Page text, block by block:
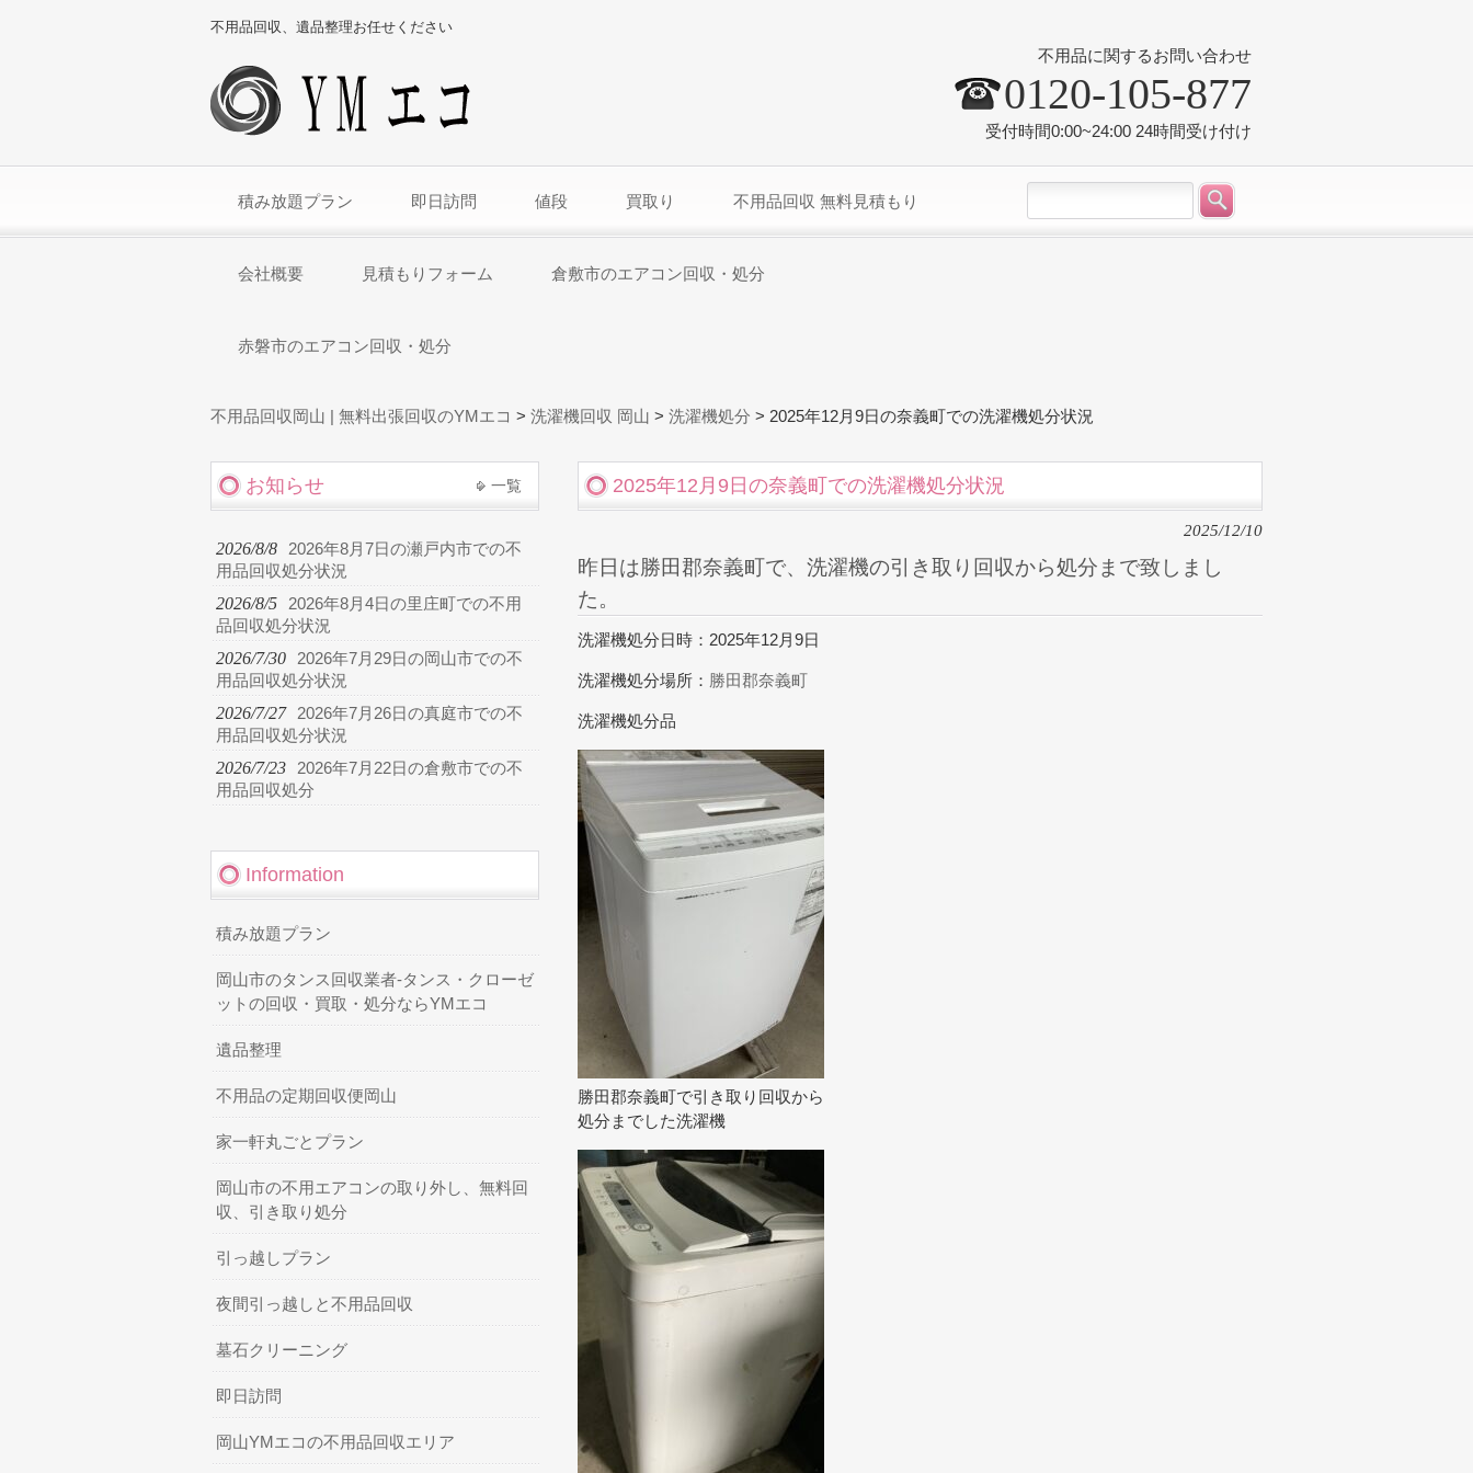
不用品回収、遺品整理お任せください
不用品に関するお問い合わせ
0120-105-877
受付時間0:00~24:00 24時間受け付け
積み放題プラン 即日訪問 値段 買取り 不用品回収 無料見積もり
会社概要 見積もりフォーム 倉敷市のエアコン回収・処分
赤磐市のエアコン回収・処分
不用品回収岡山 | 無料出張回収のYMエコ > 洗濯機回収 岡山 > 洗濯機処分 > 2025年12月9日の奈義町での洗濯機処分状況
2025年12月9日の奈義町での洗濯機処分状況
2025/12/10
昨日は勝田郡奈義町で、洗濯機の引き取り回収から処分まで致しまし
た。
洗濯機処分日時：2025年12月9日
洗濯機処分場所： 勝田郡奈義町
洗濯機処分品
勝田郡奈義町で引き取り回収から
処分までした洗濯機
お知らせ 一覧
2026/8/8
2026年8月7日の瀬戸内市での不
用品回収処分状況
2026/8/5
2026年8月4日の里庄町での不用
品回収処分状況
2026/7/30
2026年7月29日の岡山市での不
用品回収処分状況
2026/7/27
2026年7月26日の真庭市での不
用品回収処分状況
2026/7/23
2026年7月22日の倉敷市での不
用品回収処分
Information
積み放題プラン
岡山市のタンス回収業者-タンス・クローゼ
ットの回収・買取・処分ならYMエコ
遺品整理
不用品の定期回収便岡山
家一軒丸ごとプラン
岡山市の不用エアコンの取り外し、無料回
収、引き取り処分
引っ越しプラン
夜間引っ越しと不用品回収
墓石クリーニング
即日訪問
岡山YMエコの不用品回収エリア